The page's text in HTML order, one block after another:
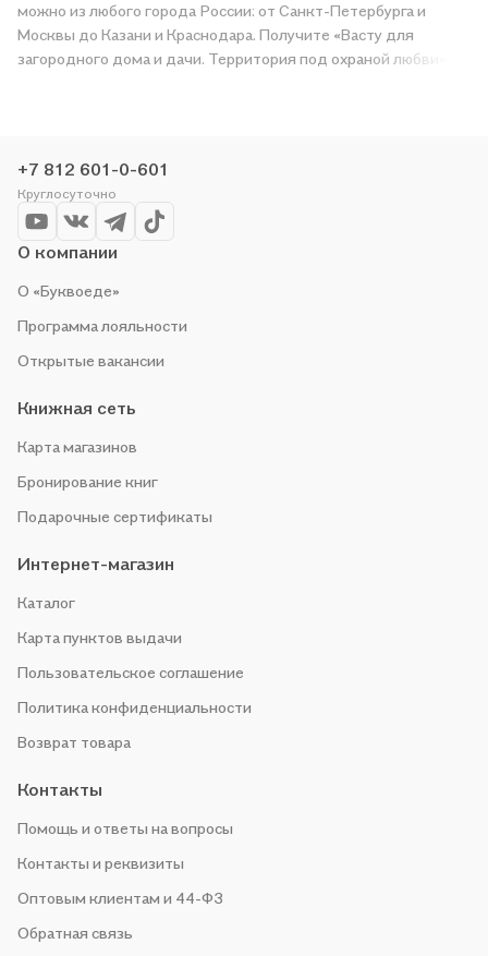
можно из любого города России: от Санкт-Петербурга и
Москвы до Казани и Краснодара. Получите «Васту для
загородного дома и дачи. Территория под охраной любви» в
чтобы не упустить выгоду!
+7 812 601-0-601
Круглосуточно
О компании
О «Буквоеде»
Программа лояльности
Открытые вакансии
Книжная сеть
Карта магазинов
Бронирование книг
Подарочные сертификаты
Интернет-магазин
Каталог
Карта пунктов выдачи
Пользовательское соглашение
Политика конфиденциальности
Возврат товара
Контакты
Помощь и ответы на вопросы
Контакты и реквизиты
Оптовым клиентам и 44-ФЗ
Обратная связь